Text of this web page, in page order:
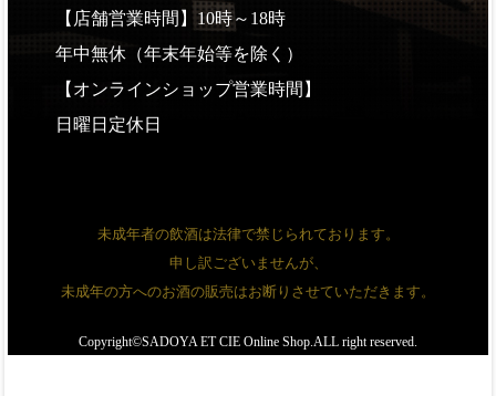
【店舗営業時間】10時～18時
年中無休（年末年始等を除く）
【オンラインショップ営業時間】
日曜日定休日
未成年者の飲酒は法律で禁じられております。
申し訳ございませんが、
未成年の方へのお酒の販売はお断りさせていただきます。
Copyright©SADOYA ET CIE Online Shop.ALL right reserved.